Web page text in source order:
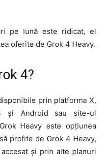
pe lună este ridicat, el
oferite de Grok 4 Heavy.
4?
prin platforma X,
și Android sau site-ul
Heavy este opțiunea
profite de Grok 4 Heavy,
și prin alte planuri